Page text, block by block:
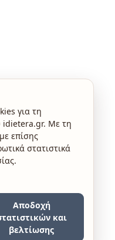
για τη
idietera.gr. Με τη
επίσης
στατιστικά
Αποδοχή
και
βελτίωσης